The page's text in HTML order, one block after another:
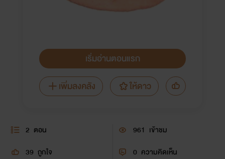
เริ่มอ่านตอนแรก
เพิ่มลงคลัง
ให้ดาว
2 ตอน 961 เข้าชม
39 ถูกใจ 0 ความคิดเห็น